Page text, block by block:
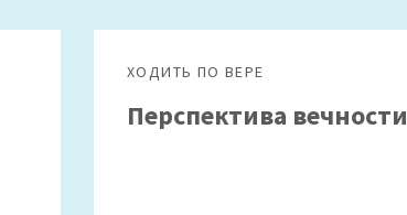
ХОДИТЬ ПО ВЕРЕ
Перспектива вечности